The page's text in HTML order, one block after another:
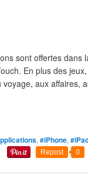
sont offertes
En plus des
aux affaires,
, #iPhone,
Repost 0